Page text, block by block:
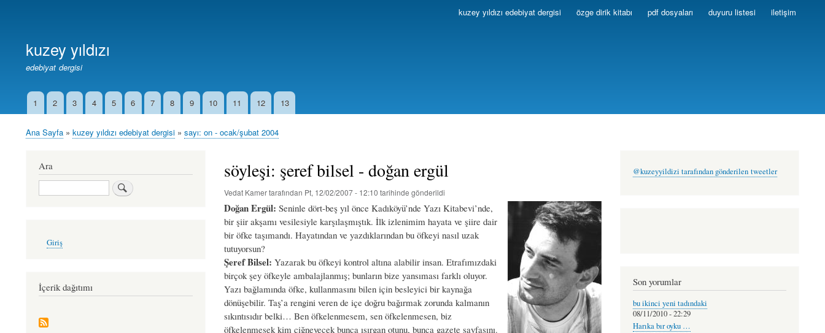
kuzey yıldızı edebiyat dergisi özge dirik kitabı pdf dosyaları duyuru listesi iletişim
kuzey yıldızı
edebiyat dergisi
İkincil1 2 3 4 5 6 7 8 9 10 11 12 13
Sayfa
Ana Sayfa kuzey yıldızı edebiyat dergisi sayı: on - ocak/şubat 2004
söyleşi: şeref bilsel - doğan ergül
Vedat Kamertarafından Pt, 12/02/2007 - 12:10 tarihinde gönderildi
Doğan Ergül: Seninle dört-beş yıl önce Kadıköyü’nde Yazı Kitabevi’nde,
bir şiir akşamı vesilesiyle karşılaşmıştık. İlk izlenimim hayata ve şiire dair
bir öfke taşımandı. Hayatından ve yazdıklarından bu öfkeyi nasıl uzak
tutuyorsun?
Şeref Bilsel: Yazarak bu öfkeyi kontrol altına alabilir insan. Etrafımızdaki
birçok şey öfkeyle ambalajlanmış; bunların bize yansıması farklı oluyor.
Yazı bağlamında öfke, kullanmasını bilen için besleyici bir kaynağa
dönüşebilir. Taş’a rengini veren de içe doğru bağırmak zorunda kalmanın
sıkıntısıdır belki… Ben öfkelenmesem, sen öfkelenmesen, biz
öfkelenmesek kim çiğneyecek bunca ısırgan otunu, bunca gazete sayfasını.
Ara
Ara
account
Giriş
İçerik dağıtımı
@kuzeyyildizi tarafından gönderilen tweetler
Son yorumlar
bu ikinci yeni tadındaki
08/11/2010 - 22:29
Harıka bır oyku …